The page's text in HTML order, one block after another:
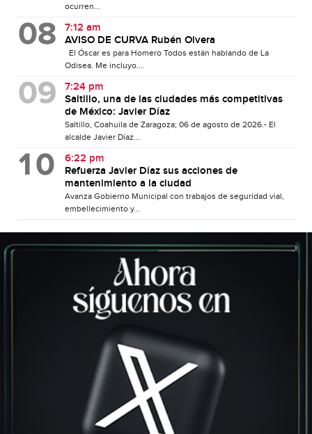
ocurren...
7:12 am
AVISO DE CURVA Rubén Olvera
El Óscar es para Homero Todos están hablando de La
Odisea. Me incluyo....
7:24 pm
Saltillo, una de las ciudades más competitivas
de México: Javier Díaz
Saltillo, Coahuila de Zaragoza; 06 de agosto de 2026.- El
alcalde Javier Díaz...
6:22 pm
Refuerza Javier Díaz sus acciones de
mantenimiento a la ciudad
Avanza Gobierno Municipal con trabajos de seguridad vial,
embellecimiento y...